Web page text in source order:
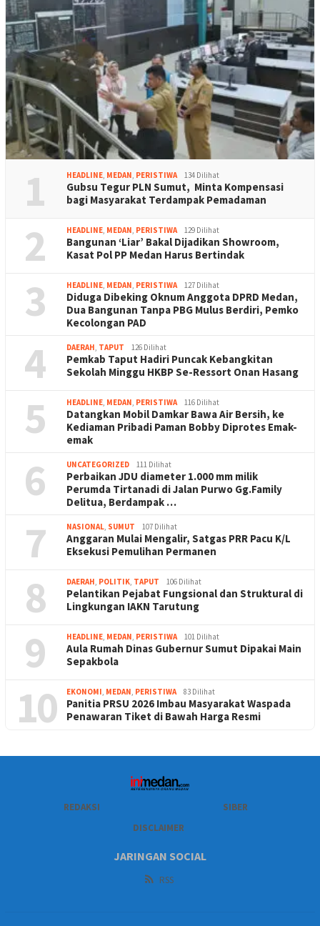
1 HEADLINE MEDAN PERISTIWA 134 Dilihat
Gubsu Tegur PLN Sumut, Minta Kompensasi
bagi Masyarakat Terdampak Pemadaman
2 HEADLINE MEDAN PERISTIWA 129 Dilihat
Bangunan ‘Liar’ Bakal Dijadikan Showroom,
Kasat Pol PP Medan Harus Bertindak
3 HEADLINE MEDAN PERISTIWA 127 Dilihat
Diduga Dibeking Oknum Anggota DPRD Medan,
Dua Bangunan Tanpa PBG Mulus Berdiri, Pemko
Kecolongan PAD
4 DAERAH TAPUT 126 Dilihat
Pemkab Taput Hadiri Puncak Kebangkitan
Sekolah Minggu HKBP Se-Ressort Onan Hasang
5 HEADLINE MEDAN PERISTIWA 116 Dilihat
Datangkan Mobil Damkar Bawa Air Bersih, ke
Kediaman Pribadi Paman Bobby Diprotes Emak-
emak
6 UNCATEGORIZED 111 Dilihat
Perbaikan JDU diameter 1.000 mm milik
Perumda Tirtanadi di Jalan Purwo Gg.Family
Delitua, Berdampak …
7 NASIONAL SUMUT 107 Dilihat
Anggaran Mulai Mengalir, Satgas PRR Pacu K/L
Eksekusi Pemulihan Permanen
8 DAERAH POLITIK TAPUT 106 Dilihat
Pelantikan Pejabat Fungsional dan Struktural di
Lingkungan IAKN Tarutung
9 HEADLINE MEDAN PERISTIWA 101 Dilihat
Aula Rumah Dinas Gubernur Sumut Dipakai Main
Sepakbola
10 EKONOMI MEDAN PERISTIWA 83 Dilihat
Panitia PRSU 2026 Imbau Masyarakat Waspada
Penawaran Tiket di Bawah Harga Resmi
REDAKSI
SIBER
DISCLAIMER
JARINGAN SOCIAL
RSS